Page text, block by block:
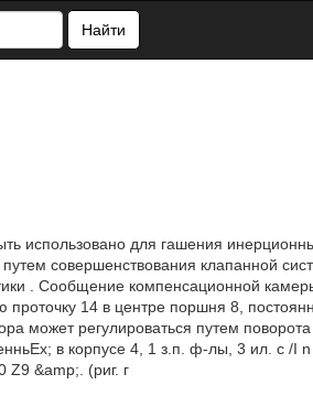
Найти
использовано для гашения
совершенствования клапанной
. Сообщение компенсационной
проточку 14 в центре поршня 8,
может регулироваться путем
в корпусе 4, 1 з.п. ф-лы, 3 ил. с /I
&amp;. (риг. г